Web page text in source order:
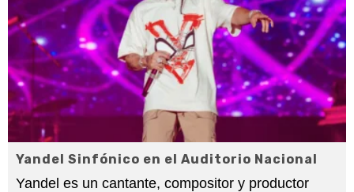
Yandel Sinfónico en el Auditorio Nacional
Yandel es un cantante, compositor y productor